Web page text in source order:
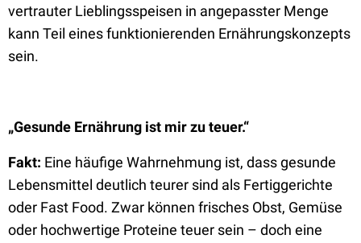
vertrauter Lieblingsspeisen in angepasster Menge
kann Teil eines funktionierenden Ernährungskonzepts
sein.
„Gesunde Ernährung ist mir zu teuer.“
Fakt: Eine häufige Wahrnehmung ist, dass gesunde
Lebensmittel deutlich teurer sind als Fertiggerichte
oder Fast Food. Zwar können frisches Obst, Gemüse
oder hochwertige Proteine teuer sein – doch eine